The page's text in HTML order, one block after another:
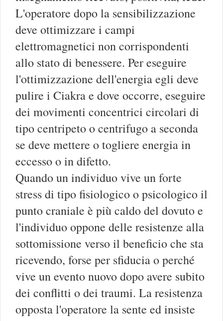
L'operatore dopo la sensibilizzazione
deve ottimizzare i campi
elettromagnetici non corrispondenti
allo stato di benessere. Per eseguire
l'ottimizzazione dell'energia egli deve
pulire i Ciakra e dove occorre, eseguire
dei movimenti concentrici circolari di
tipo centripeto o centrifugo a seconda
se deve mettere o togliere energia in
eccesso o in difetto.
Quando un individuo vive un forte
stress di tipo fisiologico o psicologico il
punto craniale è più caldo del dovuto e
l'individuo oppone delle resistenze alla
sottomissione verso il beneficio che sta
ricevendo, forse per sfiducia o perché
vive un evento nuovo dopo avere subito
dei conflitti o dei traumi. La resistenza
opposta l'operatore la sente ed insiste